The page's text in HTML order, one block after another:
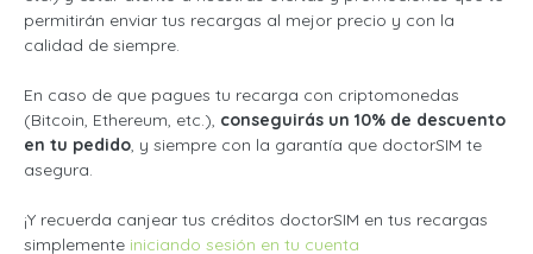
permitirán enviar tus recargas al mejor precio y con la
calidad de siempre.
En caso de que pagues tu recarga con criptomonedas
(Bitcoin, Ethereum, etc.), conseguirás un 10% de descuento
en tu pedido, y siempre con la garantía que doctorSIM te
asegura.
¡Y recuerda canjear tus créditos doctorSIM en tus recargas
simplemente iniciando sesión en tu cuenta